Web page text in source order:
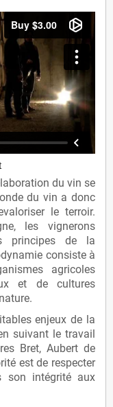
du vin se
du vin a donc
le terroir.
les vignerons
principes de la
consiste à
agricoles
et de cultures
enjeux de la
suivant le travail
Bret, Aubert de
est de respecter
son intégrité aux